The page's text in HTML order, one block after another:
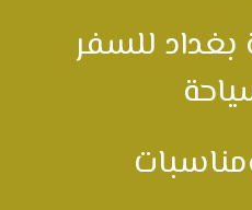
للسفر